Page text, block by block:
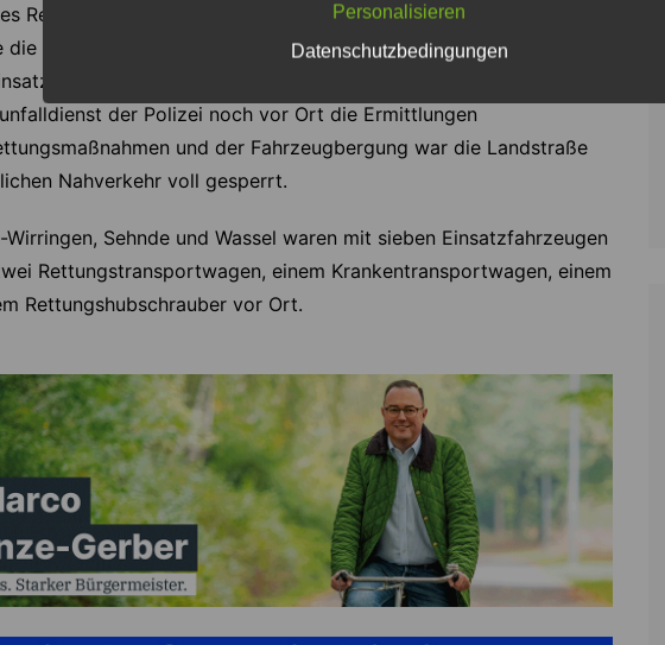
Rettungshubschraubers „Christoph Niedersachsen“ aus. Durch
Batterie bis zum Eintreffen des Abschleppdienst nicht
stellten daher den Brandschutz sicher. Zur
der Polizei noch vor Ort die Ermittlungen
und der Fahrzeugbergung war die Landstraße
Nahverkehr voll gesperrt.
Sehnde und Wassel waren mit sieben Einsatzfahrzeugen
Rettungstransportwagen, einem Krankentransportwagen, einem
Rettungshubschrauber vor Ort.
Personalisieren
Datenschutzbedingungen